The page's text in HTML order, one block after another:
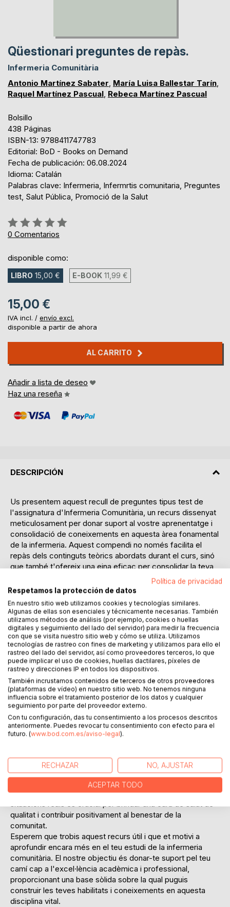
Qüestionari preguntes de repàs.
Infermeria Comunitària
Antonio Martínez Sabater, María Luisa Ballestar Tarín,
Raquel Martínez Pascual, Rebeca Martínez Pascual
Bolsillo
438 Páginas
ISBN-13: 9788411747783
Editorial: BoD - Books on Demand
Fecha de publicación: 06.08.2024
Idioma: Catalán
Palabras clave: Infermeria, Infermrtis comunitaria, Preguntes
test, Salut Pública, Promoció de la Salut
Rating:
0%
0 Comentarios
disponible como:
LIBRO 15,00 € E-BOOK 11,99 €
15,00 €
IVA incl. / envío excl.
disponible a partir de ahora
AL CARRITO
Añadir a lista de deseo
Haz una reseña
DESCRIPCIÓN
Us presentem aquest recull de preguntes tipus test de
l'assignatura d'Infermeria Comunitària, un recurs dissenyat
meticulosament per donar suport al vostre aprenentatge i
consolidació de coneixements en aquesta àrea fonamental
de la infermeria. Aquest compendi no només facilita el
repàs dels continguts teòrics abordats durant el curs, sinó
que també t'ofereix una eina eficaç per consolidar la teva
comprensió i la capacitat per diferenciar conceptes clau.
A la infermeria comunitària, és essencial tenir una entesa
profunda de la salut pública, la promoció de la salut, i les
estratègies d'intervenció en comunitats diverses. Aquest
conjunt de preguntes tipus test ha estat elaborat per
abastar els temes més rellevants i freqüents, assegurant
que tinguis l'oportunitat de reforçar el teu coneixement en
àrees crucials com l'educació per a la salut,
l'epidemiologia, la planificació i l'avaluació de programes
comunitaris i la gestió de recursos sanitaris.
El format de preguntes tipus test permet una avaluació
ràpida i efectiva dels teus coneixements, ajudant-te a
identificar àrees on puguis necessitar un repàs addicional.
A més, la pràctica continua amb aquest tipus de preguntes
millora la teva agilitat mental i la teva capacitat de resposta
en situacions d'avaluació formal, com ara exàmens parcials
Aquest recopilatori és una eina valuosa no només per
aprovar els exàmens, sinó també per a la teva futura
pràctica professional. Ser capaç de distingir entre
diferents conceptes i aplicar els teus coneixements a
situacions reals és crucial per brindar una cura de salut de
qualitat i contribuir positivament al benestar de la
comunitat.
Esperem que trobis aquest recurs útil i que et motivi a
aprofundir encara més en el teu estudi de la infermeria
comunitària. El nostre objectiu és donar-te suport pel teu
camí cap a l'excel·lència acadèmica i professional,
proporcionant una base sòlida sobre la qual puguis
construir les teves habilitats i coneixements en aquesta
disciplina vital.
Política de privacidad
Respetamos la protección de datos
En nuestro sitio web utilizamos cookies y tecnologías similares.
Algunas de ellas son esenciales y técnicamente necesarias. También
utilizamos métodos de análisis (por ejemplo, cookies o huellas
digitales y seguimiento del lado del servidor) para medir la frecuencia
con que se visita nuestro sitio web y cómo se utiliza. Utilizamos
tecnologías de rastreo con fines de marketing y utilizamos para ello el
rastreo del lado del servidor, así como proveedores terceros, lo que
puede implicar el uso de cookies, huellas dactilares, píxeles de
rastreo y direcciones IP en todos los dispositivos.
También incrustamos contenidos de terceros de otros proveedores
(plataformas de vídeo) en nuestro sitio web. No tenemos ninguna
influencia sobre el tratamiento posterior de los datos y cualquier
seguimiento por parte del proveedor externo.
Con tu configuración, das tu consentimiento a los procesos descritos
anteriormente. Puedes revocar tu consentimiento con efecto para el
futuro. (www.bod.com.es/aviso-legal).
RECHAZAR NO, AJUSTAR
ACEPTAR TODO